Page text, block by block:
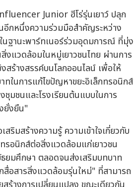
Junior ฮีโร่รุ่นเยาว์ ปลุก
อีกหนึ่งความร่วมมือสำคัญระหว่าง
นฐานะพาร์ทเนอร์ร่วมอุดมการณ์ ที่มุ่ง
งแวดล้อมในหมู่เยาวชนไทย ผ่านการ
งสร้างสรรค์บนโลกออนไลน์ เพื่อให้
ทในการแก้ไขปัญหาขยะอิเล็กทรอนิกส์
มชนและโรงเรียนต้นแบบในการ
ยั่งยืน"
ริมสร้างความรู้ ความเข้าใจเกี่ยวกับ
รอนิกส์ต่อสิ่งแวดล้อมแก่เยาวชน
ยมศึกษา ตลอดจนส่งเสริมบทบาท
สื่อสารสิ่งแวดล้อมรุ่นใหม่" ที่สามารถ